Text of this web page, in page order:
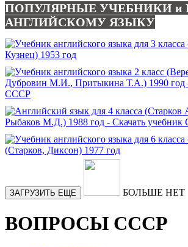
ПОПУЛЯРНЫЕ УЧЕБНИКИ и
АНГЛИЙСКОМУ ЯЗЫКУ
ЗАГРУЗИТЬ ЕЩЕ БОЛЬШЕ НЕТ
ВОПРОСЫ СССР